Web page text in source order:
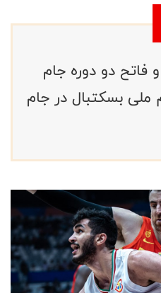
فاتح دو دوره جام
بسکتبال در جام